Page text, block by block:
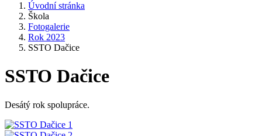
Úvodní stránka
Škola
Fotogalerie
Rok 2023
SSTO Dačice
SSTO Dačice
Desátý rok spolupráce.